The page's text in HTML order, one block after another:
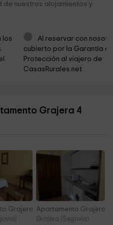
5,6 km
6,0 km
de nuestros alojamientos y
los
Al reservar con
cubierto por la Garantía
Protección al viajero de
CasasRurales.net
Grajera 4
Grajera 8Apartamento Grajera
Grajera (Segovia)